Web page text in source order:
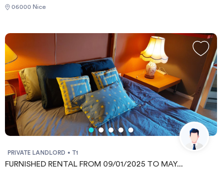
06000 Nice
PRIVATE LANDLORD T1
FURNISHED RENTAL FROM 09/01/2025 TO MAY...